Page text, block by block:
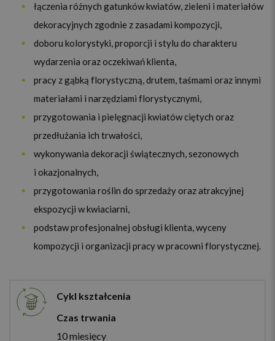
łączenia różnych gatunków kwiatów, zieleni i materiałów
dekoracyjnych zgodnie z zasadami kompozycji,
doboru kolorystyki, proporcji i stylu do charakteru
wydarzenia oraz oczekiwań klienta,
pracy z gąbką florystyczną, drutem, taśmami oraz innymi
materiałami i narzędziami florystycznymi,
przygotowania i pielęgnacji kwiatów ciętych oraz
przedłużania ich trwałości,
wykonywania dekoracji świątecznych, sezonowych
i okazjonalnych,
przygotowania roślin do sprzedaży oraz atrakcyjnej
ekspozycji w kwiaciarni,
podstaw profesjonalnej obsługi klienta, wyceny
kompozycji i organizacji pracy w pracowni florystycznej.
Cykl kształcenia
Czas trwania
10 miesięcy